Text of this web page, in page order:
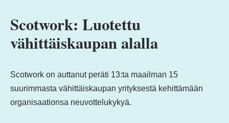
Scotwork: Luotettu
vähittäiskaupan alalla
Scotwork on auttanut peräti 13:ta maailman 15
suurimmasta vähittäiskaupan yrityksestä kehittämään
organisaationsa neuvottelukykyä.